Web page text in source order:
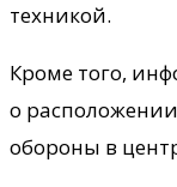
техникой.
Кроме того,
о
обороны в